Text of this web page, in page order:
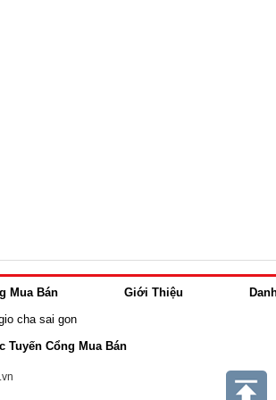
Mua Bán Giới Thiệu
cha sai gon
Tuyến Cổng Mua Bán